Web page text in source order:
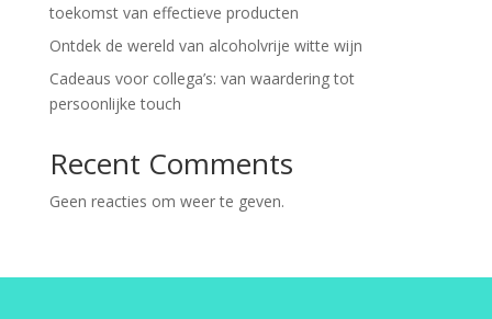
toekomst van effectieve producten
Ontdek de wereld van alcoholvrije witte wijn
Cadeaus voor collega’s: van waardering tot
persoonlijke touch
Recent Comments
Geen reacties om weer te geven.